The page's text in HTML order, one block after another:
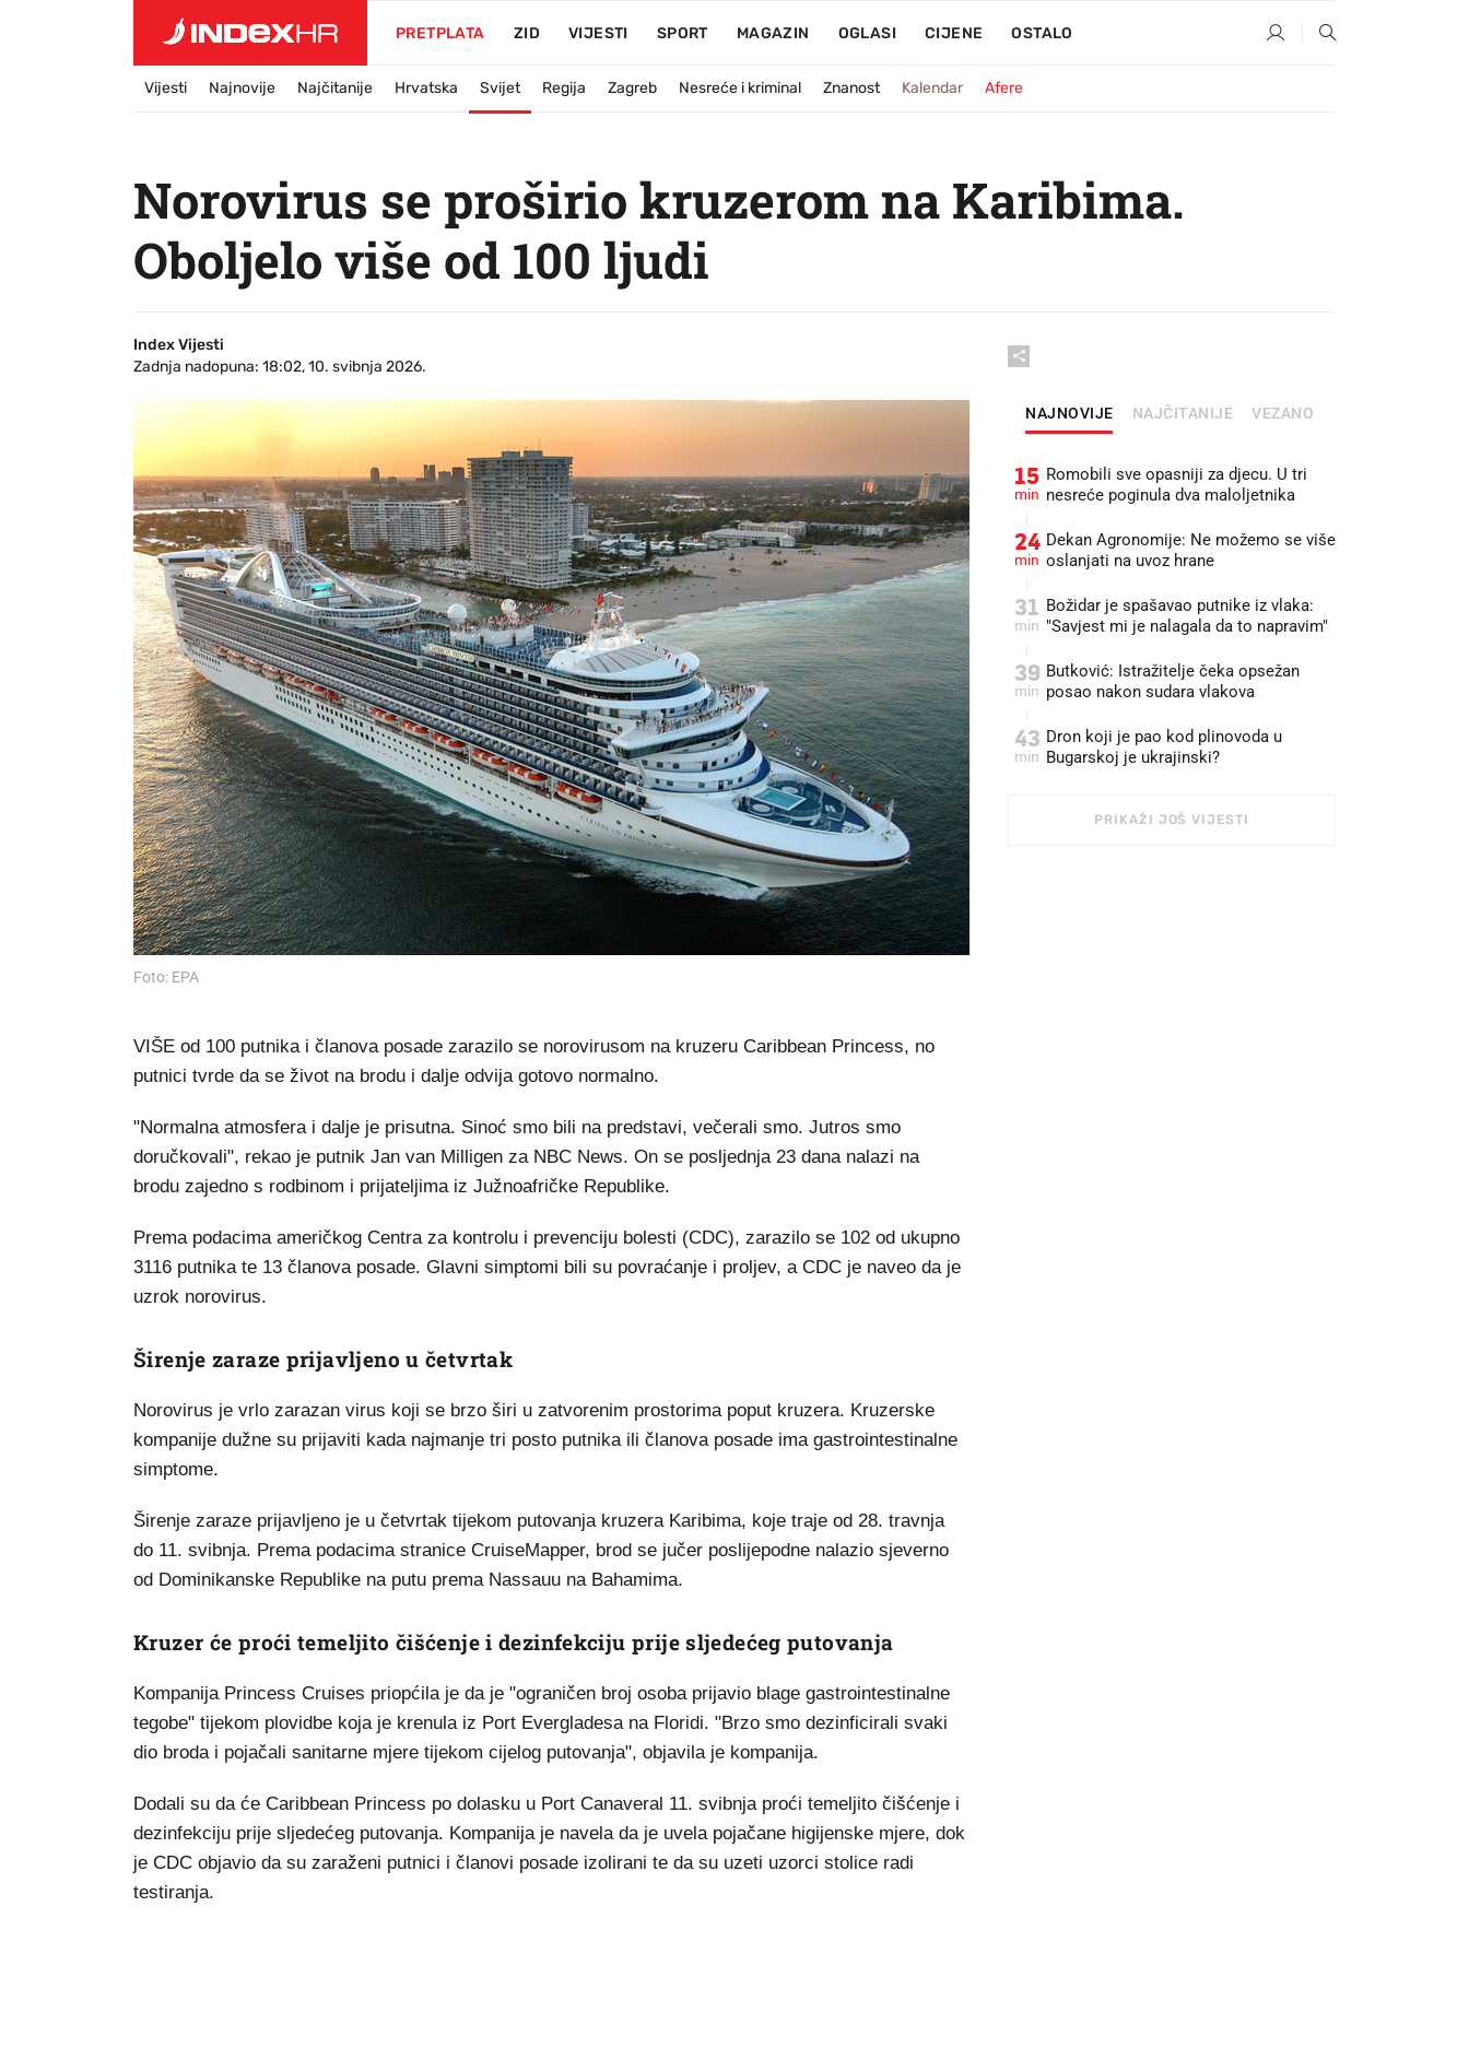
PRETPLATA ZID VIJESTI SPORT MAGAZIN OGLASI CIJENE OSTALO
Vijesti Najnovije Najčitanije Hrvatska Svijet Regija Zagreb Nesreće i kriminal Znanost Kalendar Afere
Norovirus se proširio kruzerom na Karibima.
Oboljelo više od 100 ljudi
Index Vijesti
Zadnja nadopuna: 18:02, 10. svibnja 2026.
Foto: EPA
VIŠE od 100 putnika i članova posade zarazilo se norovirusom na kruzeru Caribbean Princess, no
putnici tvrde da se život na brodu i dalje odvija gotovo normalno.
"Normalna atmosfera i dalje je prisutna. Sinoć smo bili na predstavi, večerali smo. Jutros smo
doručkovali", rekao je putnik Jan van Milligen za NBC News. On se posljednja 23 dana nalazi na
brodu zajedno s rodbinom i prijateljima iz Južnoafričke Republike.
Prema podacima američkog Centra za kontrolu i prevenciju bolesti (CDC), zarazilo se 102 od ukupno
3116 putnika te 13 članova posade. Glavni simptomi bili su povraćanje i proljev, a CDC je naveo da je
uzrok norovirus.
Širenje zaraze prijavljeno u četvrtak
Norovirus je vrlo zarazan virus koji se brzo širi u zatvorenim prostorima poput kruzera. Kruzerske
kompanije dužne su prijaviti kada najmanje tri posto putnika ili članova posade ima gastrointestinalne
simptome.
Širenje zaraze prijavljeno je u četvrtak tijekom putovanja kruzera Karibima, koje traje od 28. travnja
do 11. svibnja. Prema podacima stranice CruiseMapper, brod se jučer poslijepodne nalazio sjeverno
od Dominikanske Republike na putu prema Nassauu na Bahamima.
Kruzer će proći temeljito čišćenje i dezinfekciju prije sljedećeg putovanja
Kompanija Princess Cruises priopćila je da je "ograničen broj osoba prijavio blage gastrointestinalne
tegobe" tijekom plovidbe koja je krenula iz Port Evergladesa na Floridi. "Brzo smo dezinficirali svaki
dio broda i pojačali sanitarne mjere tijekom cijelog putovanja", objavila je kompanija.
Dodali su da će Caribbean Princess po dolasku u Port Canaveral 11. svibnja proći temeljito čišćenje i
dezinfekciju prije sljedećeg putovanja. Kompanija je navela da je uvela pojačane higijenske mjere, dok
je CDC objavio da su zaraženi putnici i članovi posade izolirani te da su uzeti uzorci stolice radi
testiranja.
NAJNOVIJE NAJČITANIJE VEZANO
15
min
Romobili sve opasniji za djecu. U tri
nesreće poginula dva maloljetnika
24
min
Dekan Agronomije: Ne možemo se više
oslanjati na uvoz hrane
31
min
Božidar je spašavao putnike iz vlaka:
"Savjest mi je nalagala da to napravim"
39
min
Butković: Istražitelje čeka opsežan
posao nakon sudara vlakova
43
min
Dron koji je pao kod plinovoda u
Bugarskoj je ukrajinski?
PRIKAŽI JOŠ VIJESTI